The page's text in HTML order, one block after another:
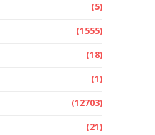
(5)
(1555)
(18)
(1)
(12703)
(21)